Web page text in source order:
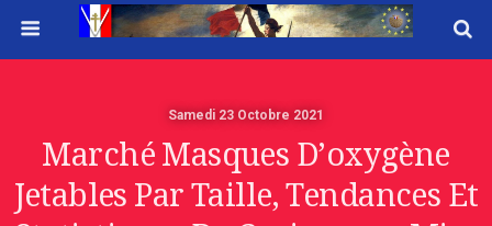
Samedi 23 Octobre 2021
Marché Masques D’oxygène
Jetables Par Taille, Tendances Et